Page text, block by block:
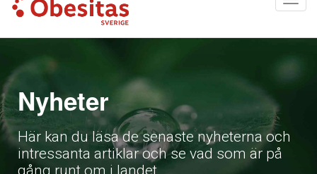
Nyheter
Här kan du läsa de senaste nyheterna och
intressanta artiklar och se vad som är på
gång runt om i landet